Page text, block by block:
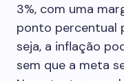
3%, com uma
ponto percentual
seja, a inflação
sem que a meta